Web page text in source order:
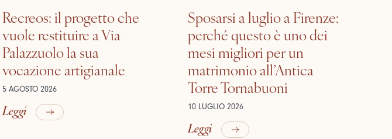
Recreos: il progetto che
vuole restituire a Via
Palazzuolo la sua
vocazione artigianale
5 AGOSTO 2026
Leggi
Sposarsi a luglio a Firenze:
perché questo è uno dei
mesi migliori per un
matrimonio all’Antica
Torre Tornabuoni
10 LUGLIO 2026
Leggi